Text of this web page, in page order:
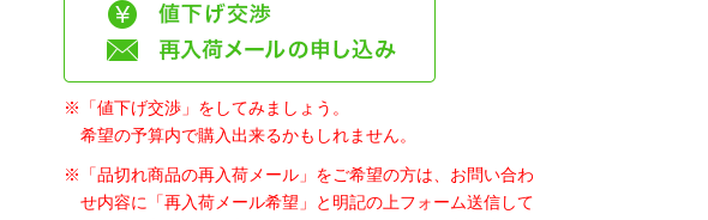
※「値下げ交渉」をしてみましょう。
希望の予算内で購入出来るかもしれません。
※「品切れ商品の再入荷メール」をご希望の方は、お問い合わ
せ内容に「再入荷メール希望」と明記の上フォーム送信して